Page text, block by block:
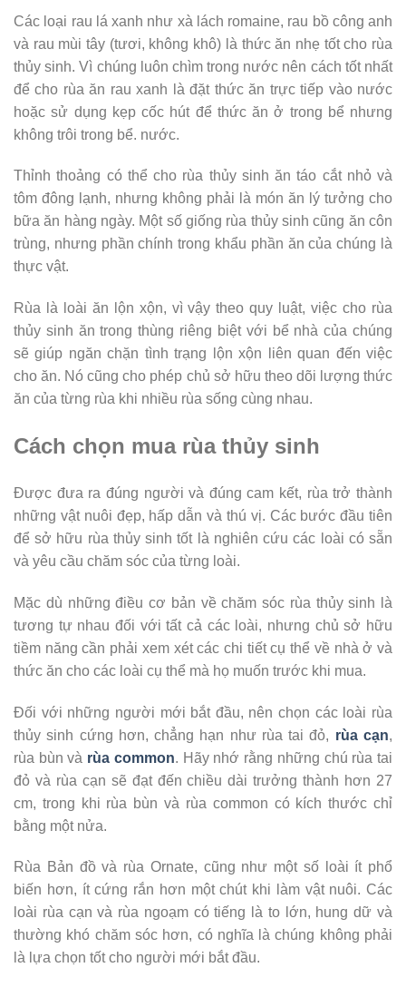
Các loại rau lá xanh như xà lách romaine, rau bồ công anh
và rau mùi tây (tươi, không khô) là thức ăn nhẹ tốt cho rùa
thủy sinh. Vì chúng luôn chìm trong nước nên cách tốt nhất
để cho rùa ăn rau xanh là đặt thức ăn trực tiếp vào nước
hoặc sử dụng kẹp cốc hút để thức ăn ở trong bể nhưng
không trôi trong bể. nước.
Thỉnh thoảng có thể cho rùa thủy sinh ăn táo cắt nhỏ và
tôm đông lạnh, nhưng không phải là món ăn lý tưởng cho
bữa ăn hàng ngày. Một số giống rùa thủy sinh cũng ăn côn
trùng, nhưng phần chính trong khẩu phần ăn của chúng là
thực vật.
Rùa là loài ăn lộn xộn, vì vậy theo quy luật, việc cho rùa
thủy sinh ăn trong thùng riêng biệt với bể nhà của chúng
sẽ giúp ngăn chặn tình trạng lộn xộn liên quan đến việc
cho ăn. Nó cũng cho phép chủ sở hữu theo dõi lượng thức
ăn của từng rùa khi nhiều rùa sống cùng nhau.
Cách chọn mua rùa thủy sinh
Được đưa ra đúng người và đúng cam kết, rùa trở thành
những vật nuôi đẹp, hấp dẫn và thú vị. Các bước đầu tiên
để sở hữu rùa thủy sinh tốt là nghiên cứu các loài có sẵn
và yêu cầu chăm sóc của từng loài.
Mặc dù những điều cơ bản về chăm sóc rùa thủy sinh là
tương tự nhau đối với tất cả các loài, nhưng chủ sở hữu
tiềm năng cần phải xem xét các chi tiết cụ thể về nhà ở và
thức ăn cho các loài cụ thể mà họ muốn trước khi mua.
Đối với những người mới bắt đầu, nên chọn các loài rùa
thủy sinh cứng hơn, chẳng hạn như rùa tai đỏ, rùa cạn,
rùa bùn và rùa common. Hãy nhớ rằng những chú rùa tai
đỏ và rùa cạn sẽ đạt đến chiều dài trưởng thành hơn 27
cm, trong khi rùa bùn và rùa common có kích thước chỉ
bằng một nửa.
Rùa Bản đồ và rùa Ornate, cũng như một số loài ít phổ
biến hơn, ít cứng rắn hơn một chút khi làm vật nuôi. Các
loài rùa cạn và rùa ngoạm có tiếng là to lớn, hung dữ và
thường khó chăm sóc hơn, có nghĩa là chúng không phải
là lựa chọn tốt cho người mới bắt đầu.